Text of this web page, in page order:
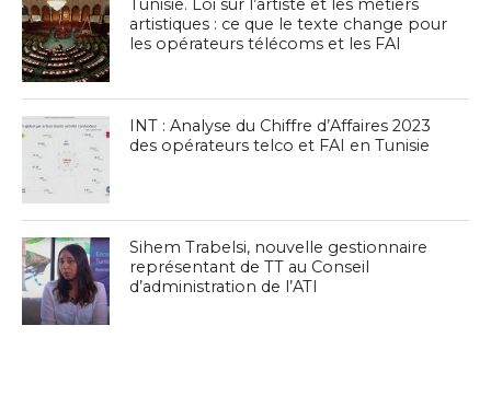
Tunisie. Loi sur l’artiste et les métiers
artistiques : ce que le texte change pour
les opérateurs télécoms et les FAI
INT : Analyse du Chiffre d’Affaires 2023
des opérateurs telco et FAI en Tunisie
Sihem Trabelsi, nouvelle gestionnaire
représentant de TT au Conseil
d’administration de l’ATI